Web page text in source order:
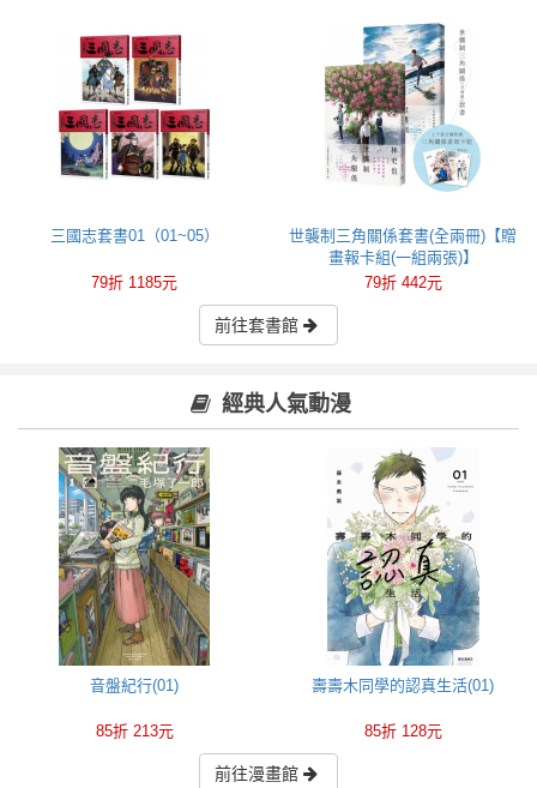
三國志套書01（01~05）
79折 1185元
世襲制三角關係套書(全兩冊)【贈
畫報卡組(一組兩張)】
79折 442元
前往套書館
經典人氣動漫
音盤紀行(01)
85折 213元
壽壽木同學的認真生活(01)
85折 128元
前往漫畫館